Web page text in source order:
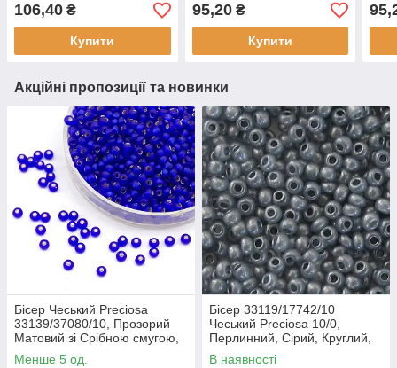
(50 г)
106,40 ₴
Купити
(50 г)
95,20₴
Купити
(50
Акційні пропозиції та новинки
Бісер Чеський Preciosa
33139/37080/10, Прозорий
Матовий зі Срібною смугою,
Круглий, Синій, 10/0, 2.3мм
Менше 5 од.
Бісер 33119/17742/10
Чеський Preciosa 10/0,
Перлинний, Сірий, Круглий,
(50 г)
В наявності